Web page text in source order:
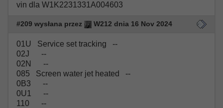
vin dla W1K2231331A004603
#209 wysłana przez W212 dnia 16 Nov 2024
01U Service set tracking --
02J --
02N --
085 Screen water jet heated --
0B3 --
0U1 --
110 --